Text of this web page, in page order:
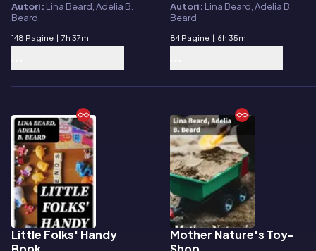
Autori: Lina Beard, Adelia B.
Beard
148 Pagine | 7h 37m
Autori: Lina Beard, Adelia B.
Beard
84 Pagine | 6h 35m
E-book
Little Folks' Handy
E-book
Mother Nature's Toy-